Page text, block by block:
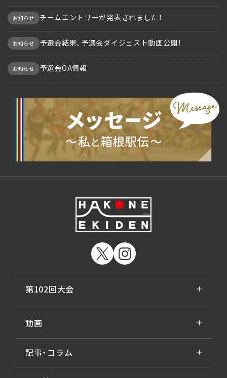
お知らせ チームエントリーが発表されました！
お知らせ 予選会結果、予選会ダイジェスト動画公開！
お知らせ 予選会OA情報
第102回大会
動画
記事・コラム